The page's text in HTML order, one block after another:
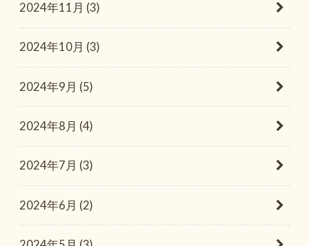
2024年11月 (3)
2024年10月 (3)
2024年9月 (5)
2024年8月 (4)
2024年7月 (3)
2024年6月 (2)